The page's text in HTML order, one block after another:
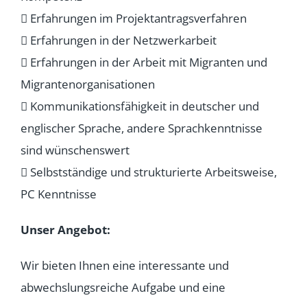
 Erfahrungen im Projektantragsverfahren
 Erfahrungen in der Netzwerkarbeit
 Erfahrungen in der Arbeit mit Migranten und
Migrantenorganisationen
 Kommunikationsfähigkeit in deutscher und
englischer Sprache, andere Sprachkenntnisse
sind wünschenswert
 Selbstständige und strukturierte Arbeitsweise,
PC Kenntnisse
Unser Angebot:
Wir bieten Ihnen eine interessante und
abwechslungsreiche Aufgabe und eine